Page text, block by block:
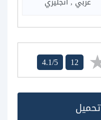
4.1/5 12
تحميل